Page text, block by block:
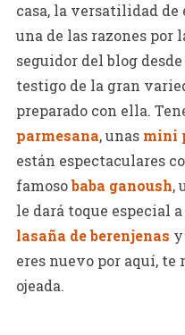
casa, la versatilidad
una de las razones por
seguidor del blog
testigo de la gran
preparado con ella.
parmesana, unas mini
están espectaculares
famosobaba ganoush,
le dará toque especial
lasaña de berenjenas
eres nuevo por aquí, te
ojeada.